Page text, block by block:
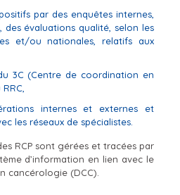
par des enquêtes internes,
des évaluations qualité, selon les
et/ou nationales, relatifs aux
3C (Centre de coordination en
internes et externes et
les réseaux de spécialistes.
RCP sont gérées et tracées par
d’information en lien avec le
cancérologie (DCC).